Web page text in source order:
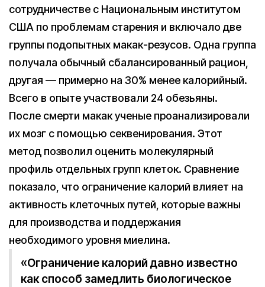
сотрудничестве с Национальным институтом
США по проблемам старения и включало две
группы подопытных макак-резусов. Одна группа
получала обычный сбалансированный рацион,
другая — примерно на 30% менее калорийный.
Всего в опыте участвовали 24 обезьяны.
После смерти макак ученые проанализировали
их мозг с помощью секвенирования. Этот
метод позволил оценить молекулярный
профиль отдельных групп клеток. Сравнение
показало, что ограничение калорий влияет на
активность клеточных путей, которые важны
для производства и поддержания
необходимого уровня миелина.
«Ограничение калорий давно известно
как способ замедлить биологическое